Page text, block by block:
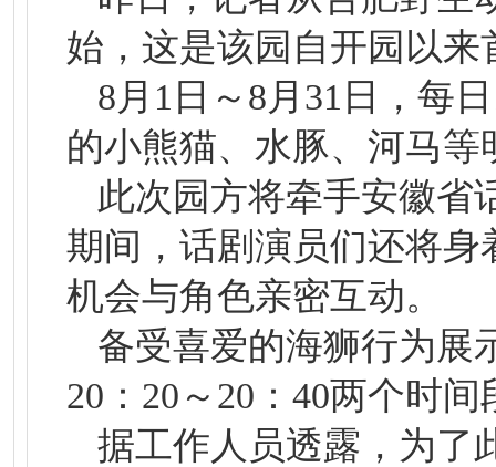
始，这是该园自开园以
8月1日～8月31日，每
的小熊猫、水豚、河马等
此次园方将牵手安徽省
期间，话剧演员们还将
机会与角色亲密互动。
备受喜爱的海狮行为展
20：20～20：40两个时
据工作人员透露，为了